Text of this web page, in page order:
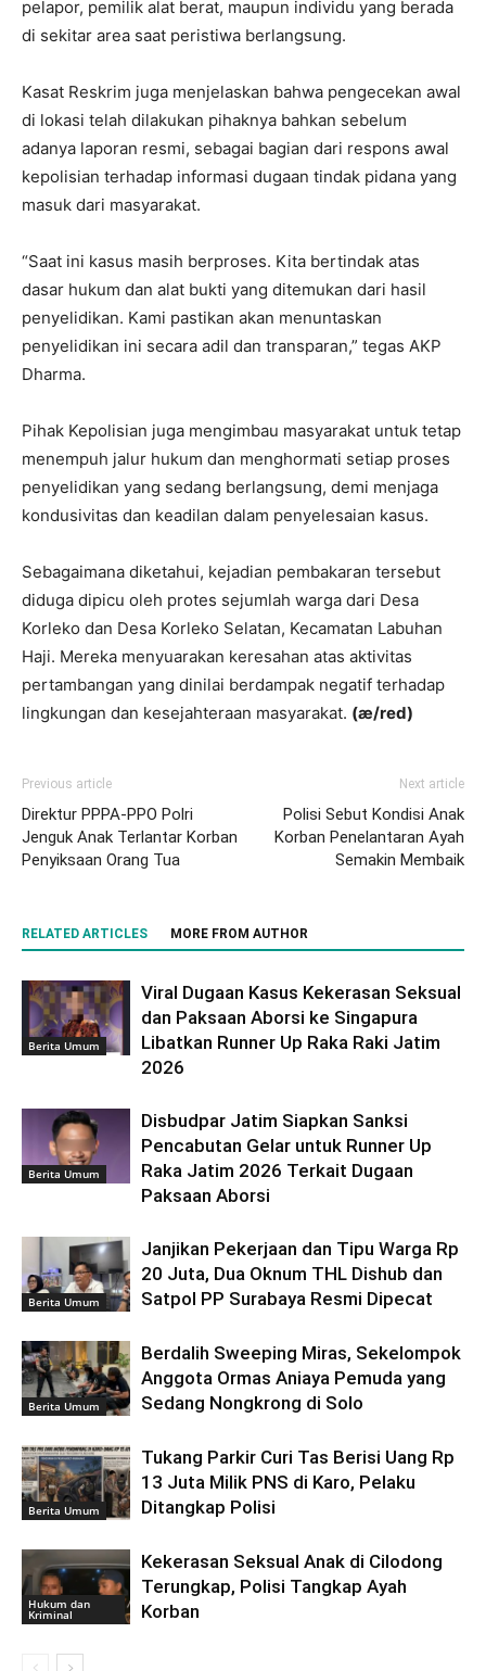
pelapor, pemilik alat berat, maupun individu yang berada
di sekitar area saat peristiwa berlangsung.
Kasat Reskrim juga menjelaskan bahwa pengecekan awal
di lokasi telah dilakukan pihaknya bahkan sebelum
adanya laporan resmi, sebagai bagian dari respons awal
kepolisian terhadap informasi dugaan tindak pidana yang
masuk dari masyarakat.
“Saat ini kasus masih berproses. Kita bertindak atas
dasar hukum dan alat bukti yang ditemukan dari hasil
penyelidikan. Kami pastikan akan menuntaskan
penyelidikan ini secara adil dan transparan,” tegas AKP
Dharma.
Pihak Kepolisian juga mengimbau masyarakat untuk tetap
menempuh jalur hukum dan menghormati setiap proses
penyelidikan yang sedang berlangsung, demi menjaga
kondusivitas dan keadilan dalam penyelesaian kasus.
Sebagaimana diketahui, kejadian pembakaran tersebut
diduga dipicu oleh protes sejumlah warga dari Desa
Korleko dan Desa Korleko Selatan, Kecamatan Labuhan
Haji. Mereka menyuarakan keresahan atas aktivitas
pertambangan yang dinilai berdampak negatif terhadap
lingkungan dan kesejahteraan masyarakat. (æ/red)
Previous article
Direktur PPPA-PPO Polri
Jenguk Anak Terlantar Korban
Penyiksaan Orang Tua
Next article
Polisi Sebut Kondisi Anak
Korban Penelantaran Ayah
Semakin Membaik
RELATED ARTICLES MORE FROM AUTHOR
Berita Umum
Viral Dugaan Kasus Kekerasan Seksual
dan Paksaan Aborsi ke Singapura
Libatkan Runner Up Raka Raki Jatim
2026
Berita Umum
Disbudpar Jatim Siapkan Sanksi
Pencabutan Gelar untuk Runner Up
Raka Jatim 2026 Terkait Dugaan
Paksaan Aborsi
Berita Umum
Janjikan Pekerjaan dan Tipu Warga Rp
20 Juta, Dua Oknum THL Dishub dan
Satpol PP Surabaya Resmi Dipecat
Berita Umum
Berdalih Sweeping Miras, Sekelompok
Anggota Ormas Aniaya Pemuda yang
Sedang Nongkrong di Solo
Berita Umum
Tukang Parkir Curi Tas Berisi Uang Rp
13 Juta Milik PNS di Karo, Pelaku
Ditangkap Polisi
Hukum dan
Kriminal
Kekerasan Seksual Anak di Cilodong
Terungkap, Polisi Tangkap Ayah
Korban